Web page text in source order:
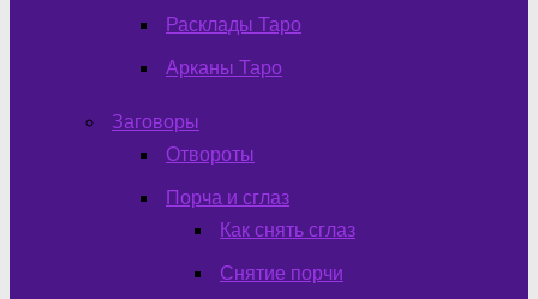
Расклады Таро
Арканы Таро
Заговоры
Отвороты
Порча и сглаз
Как снять сглаз
Снятие порчи